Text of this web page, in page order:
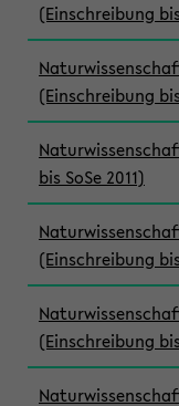
(Einschreibung
(Einschreibung
bis SoSe 2011)
(Einschreibung
(Einschreibung